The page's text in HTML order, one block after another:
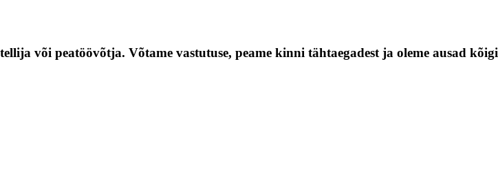
või peatöövõtja. Võtame vastutuse, peame kinni tähtaegadest ja oleme ausad kõigi